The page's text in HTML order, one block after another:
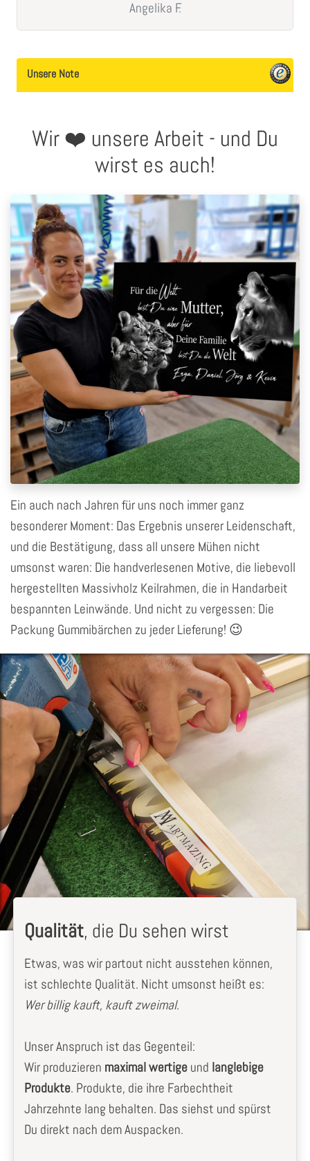
Angelika F.
Unsere Note
Wir ❤️ unsere Arbeit - und Du
wirst es auch!
Ein auch nach Jahren für uns noch immer ganz
besonderer Moment: Das Ergebnis unserer Leidenschaft,
und die Bestätigung, dass all unsere Mühen nicht
umsonst waren: Die handverlesenen Motive, die liebevoll
hergestellten Massivholz Keilrahmen, die in Handarbeit
bespannten Leinwände. Und nicht zu vergessen: Die
Packung Gummibärchen zu jeder Lieferung! 😉
Qualität, die Du sehen wirst
Etwas, was wir partout nicht ausstehen können,
ist schlechte Qualität. Nicht umsonst heißt es:
Wer billig kauft, kauft zweimal.
Unser Anspruch ist das Gegenteil:
Wir produzieren maximal wertigeund langlebige
Produkte. Produkte, die ihre Farbechtheit
Jahrzehnte lang behalten. Das siehst und spürst
Du direkt nach dem Auspacken.